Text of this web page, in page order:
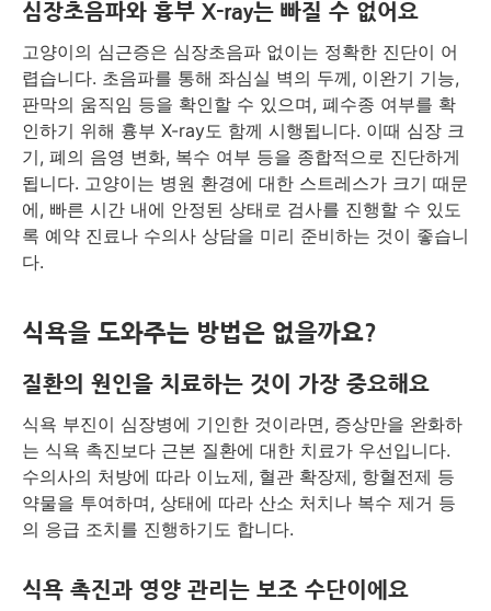
심장초음파와 흉부 X-ray는 빠질 수 없어요
고양이의 심근증은 심장초음파 없이는 정확한 진단이 어
렵습니다. 초음파를 통해 좌심실 벽의 두께, 이완기 기능,
판막의 움직임 등을 확인할 수 있으며, 폐수종 여부를 확
인하기 위해 흉부 X-ray도 함께 시행됩니다. 이때 심장 크
기, 폐의 음영 변화, 복수 여부 등을 종합적으로 진단하게
됩니다. 고양이는 병원 환경에 대한 스트레스가 크기 때문
에, 빠른 시간 내에 안정된 상태로 검사를 진행할 수 있도
록 예약 진료나 수의사 상담을 미리 준비하는 것이 좋습니
다.
식욕을 도와주는 방법은 없을까요?
질환의 원인을 치료하는 것이 가장 중요해요
식욕 부진이 심장병에 기인한 것이라면, 증상만을 완화하
는 식욕 촉진보다 근본 질환에 대한 치료가 우선입니다.
수의사의 처방에 따라 이뇨제, 혈관 확장제, 항혈전제 등
약물을 투여하며, 상태에 따라 산소 처치나 복수 제거 등
의 응급 조치를 진행하기도 합니다.
식욕 촉진과 영양 관리는 보조 수단이에요